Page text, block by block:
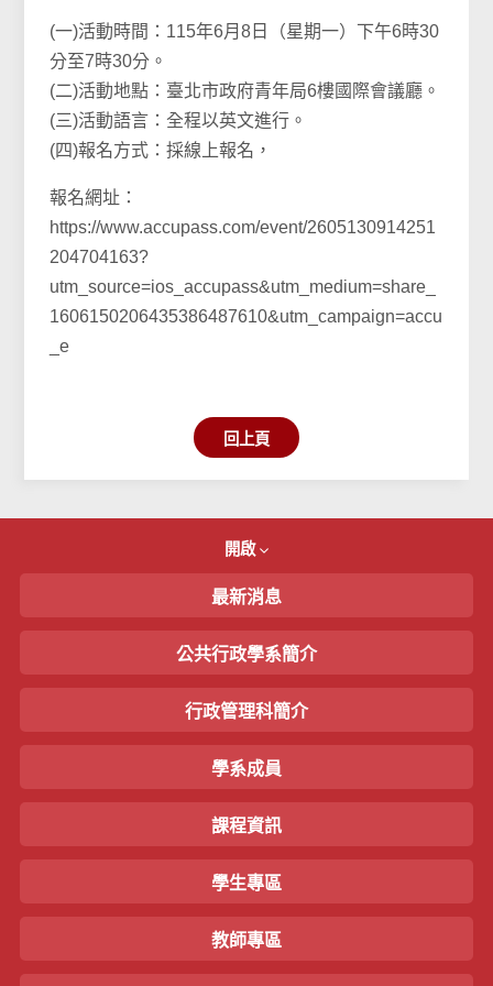
(一)活動時間：115年6月8日（星期一）下午6時30
分至7時30分。
(二)活動地點：臺北市政府青年局6樓國際會議廳。
(三)活動語言：全程以英文進行。
(四)報名方式：採線上報名，
報名網址：
https://www.accupass.com/event/2605130914251
204704163?
utm_source=ios_accupass&utm_medium=share_
1606150206435386487610&utm_campaign=accu
_e
回上頁
開啟
最新消息
公共行政學系簡介
行政管理科簡介
學系成員
課程資訊
學生專區
教師專區